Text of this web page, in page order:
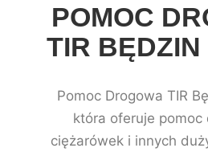
POMOC
TIR
Pomoc Drogowa TIR
która oferuje pomoc
ciężarówek i innych